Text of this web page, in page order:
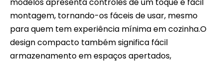
montagem, tornando-os fáceis de usar, mesmo
para quem tem experiência mínima em cozinha.O
design compacto também significa fácil
armazenamento em espaços apertados,